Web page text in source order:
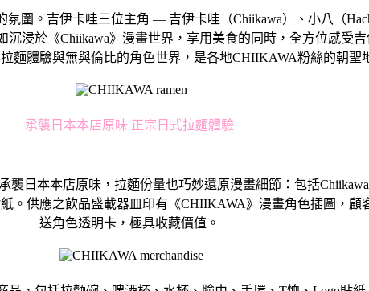
圍。吉伊卡哇三位主角 — 吉伊卡哇（Chiikawa）、小八（
浸於《Chiikawa》漫畫世界，享用美食的同時，全方位感受
麵體驗與無與倫比的角色世界，是各地CHIIKAWA粉絲的朝聖
承襲日本本店原味 正宗日式拉麵體驗
日本本店原味，拉麵份量也巧妙還原漫畫細節：包括
。供應之飲品盛載器皿印有《CHIIKAWA》漫畫角色插圖，
送角色透明卡，極具收藏價值。